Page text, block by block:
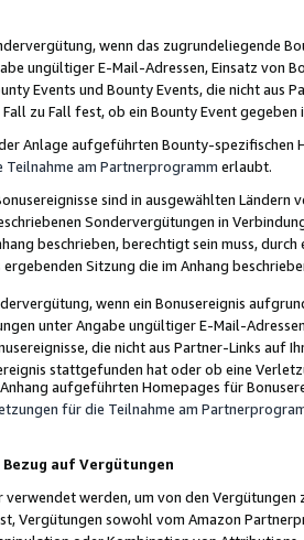
wenn das zugrundeliegende
ungültiger E-Mail-Adressen, Einsatz von
Events und Bounty Events, die nicht
zu Fall fest, ob ein Bounty Event
Anlage aufgeführten Bounty-spezifischen
Teilnahme am Partnerprogramm erlaubt.
sind in ausgewählten Ländern
Sondervergütungen in
beschrieben, berechtigt sein muss,
Sitzung die im Anhang
wenn ein Bonusereignis
unter Angabe ungültiger E-Mail-
die nicht aus Partner-Links auf
stattgefunden hat oder ob eine
aufgeführten Homepages für
für die Teilnahme am
auf Vergütungen
werden, um von den
Vergütungen sowohl vom Amazon